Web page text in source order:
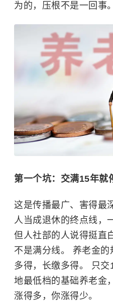
为的，压根不是一回事。
第一个坑：交满15年就
这是传播最广、害得最
人当成退休的终点线，
但人社部的人说得挺直
不是满分线。 养老金
多得，长缴多得。 只
地最低档的基础养老金
涨得多，你涨得少。